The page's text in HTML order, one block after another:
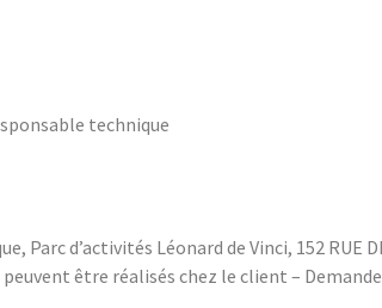
technique
d’activités Léonard de Vinci, 152 RUE
être réalisés chez le client –